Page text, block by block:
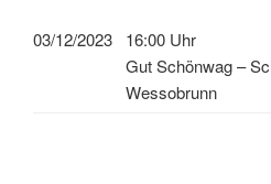
03/12/2023
16:00 Uhr
Gut Schönwag –
Wessobrunn